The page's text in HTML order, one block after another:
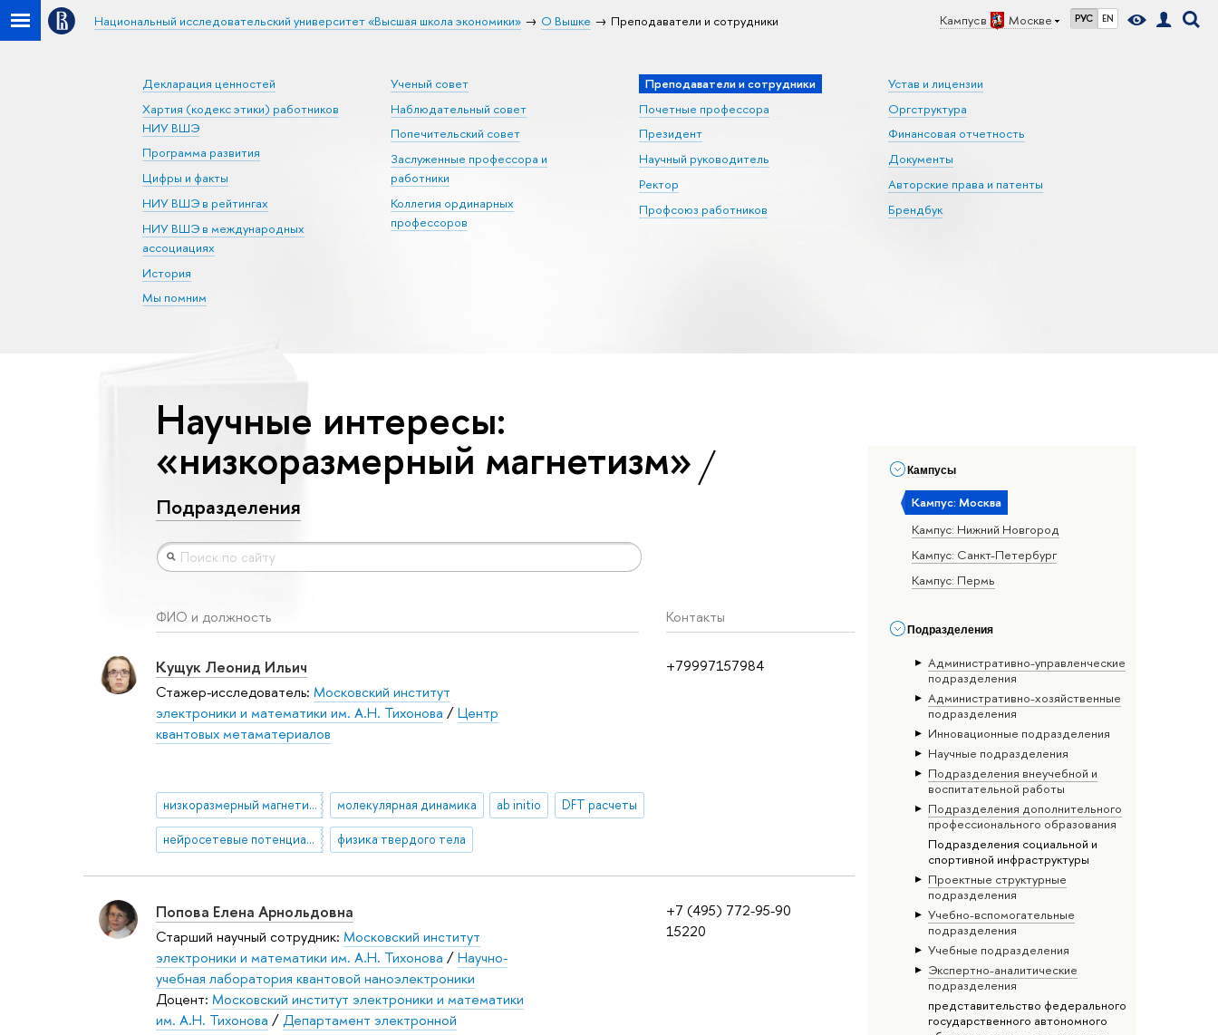
Кампус в Москве РУС EN
Национальный исследовательский университет «Высшая школа экономики» О Вышке Преподаватели и сотрудники
Декларация ценностей
Хартия (кодекс этики) работников
НИУ ВШЭ
Программа развития
Цифры и факты
НИУ ВШЭ в рейтингах
НИУ ВШЭ в международных
ассоциациях
История
Мы помним
Ученый совет
Наблюдательный совет
Попечительский совет
Заслуженные профессора и
работники
Коллегия ординарных
профессоров
Преподаватели и сотрудники
Почетные профессора
Президент
Научный руководитель
Ректор
Профсоюз работников
Устав и лицензии
Оргструктура
Финансовая отчетность
Документы
Авторские права и патенты
Брендбук
Кампусы
Кампус: Москва
Кампус: Нижний Новгород
Кампус: Санкт-Петербург
Кампус: Пермь
Подразделения
Административно-управленческие
подразделения
Административно-хозяйственные
подразделения
Инновационные подразделения
Научные подразделения
Подразделения внеучебной и
воспитательной работы
Подразделения дополнительного
профессионального образования
Подразделения социальной и
спортивной инфраструктуры
Проектные структурные
подразделения
Учебно-вспомогательные
подразделения
Учебные подразделения
Экспертно-аналитические
подразделения
представительство федерального
государственного автономного
Научные интересы:
«низкоразмерный магнетизм»
Подразделения
ФИО и должность Контакты
+79997157984
Кущук Леонид Ильич
Стажер-исследователь: Московский институт
электроники и математики им. А.Н. Тихонова /Центр
квантовых метаматериалов
низкоразмерный магнетизм молекулярная динамика ab initio DFT расчеты
нейросетевые потенциалы физика твердого тела
+7 (495) 772-95-90
15220
Попова Елена Арнольдовна
Старший научный сотрудник: Московский институт
электроники и математики им. А.Н. Тихонова /Научно-
учебная лаборатория квантовой наноэлектроники
Доцент: Московский институт электроники и математики
им. А.Н. Тихонова /Департамент электронной